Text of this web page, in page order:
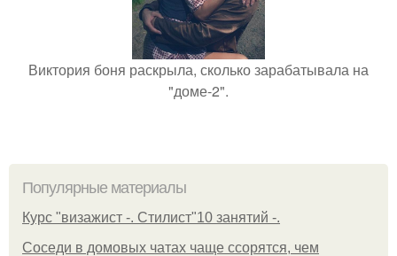
Виктория боня раскрыла, сколько зарабатывала на
"доме-2".
Популярные материалы
Курс "визажист -. Стилист"10 занятий -.
Соседи в домовых чатах чаще ссорятся, чем